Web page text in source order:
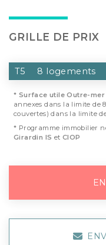
GRILLE DE PRIX
T5 8 logements
* Surface utile Outre-mer
annexes dans la limite de
couvertes) dans la limite
* Programme immobilier
Girardin IS etCIOP